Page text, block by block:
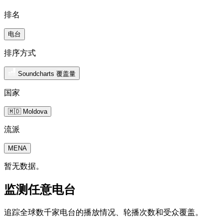
排名
电台
排序方式
Soundcharts 覆盖量
国家
🇲🇩 Moldova
流派
MENA
暂无数据。
监测任意电台
追踪全球数千家电台的播放情况、轮播次数和受众覆盖。